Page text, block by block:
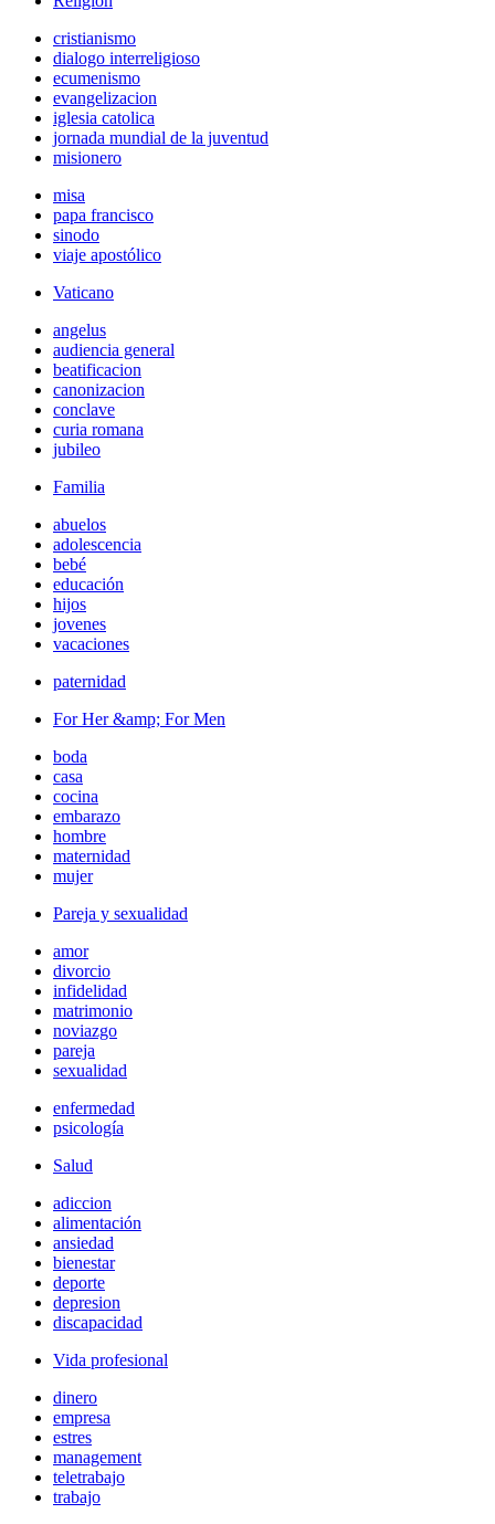
cristianismo
dialogo interreligioso
ecumenismo
evangelizacion
iglesia catolica
jornada mundial de la juventud
misionero
misa
papa francisco
sinodo
viaje apostólico
Vaticano
angelus
audiencia general
beatificacion
canonizacion
conclave
curia romana
jubileo
Familia
abuelos
adolescencia
bebé
educación
hijos
jovenes
vacaciones
paternidad
For Her &amp; For Men
boda
casa
cocina
embarazo
hombre
maternidad
mujer
Pareja y sexualidad
amor
divorcio
infidelidad
matrimonio
noviazgo
pareja
sexualidad
enfermedad
psicología
Salud
adiccion
alimentación
ansiedad
bienestar
deporte
depresion
discapacidad
Vida profesional
dinero
empresa
estres
management
teletrabajo
trabajo